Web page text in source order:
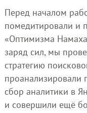
Перед началом
помедитировали и
«Оптимизма
заряд сил, мы
стратегию
проанализировали
сбор аналитики в
и совершили ещё